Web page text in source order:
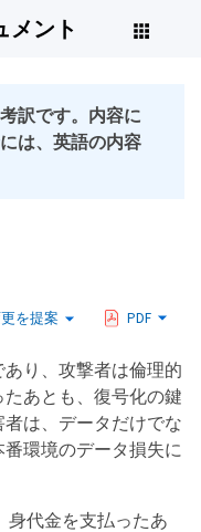
メント
訳です。内容に
は、英語の内容
を提案 PDF
り、攻撃者は倫理的
あとも、復号化の鍵
は、データだけでな
環境のデータ損失に
身代金を支払ったあ